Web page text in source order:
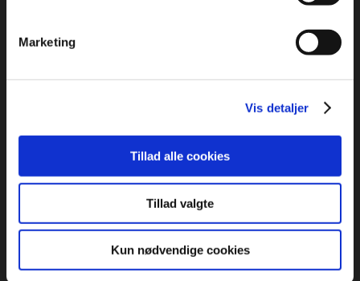
Marketing
Vis detaljer
Tillad alle cookies
Tillad valgte
Kun nødvendige cookies
ÅBNINGSTIDER:
Mandag – Torsdag: 09:00 – 16:00